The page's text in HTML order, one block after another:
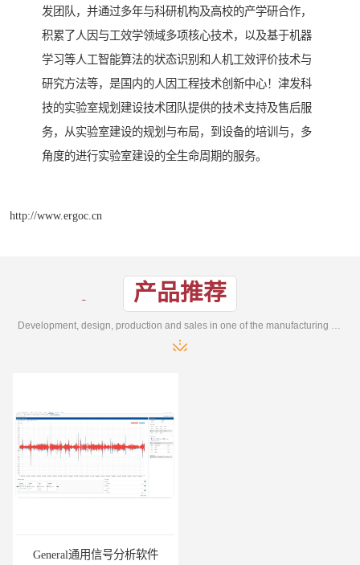
发团队，并通过多年与科研机构及高校的产学研合作，
积累了人因与工效学领域多项核心技术，以及基于机器
学习等人工智能算法的状态识别和人机工效评价技术与
研究方法等，是国内的人因工程技术创新中心！津发科
技的实验室规划建设技术团队提供的技术支持及售后服
务，从实验室建设的规划与布局，到设备的培训与，多
角度的进行实验室建设的全生命周期的服务。
http://www.ergoc.cn
产品推荐
Development, design, production and sales in one of the manufacturing enterprises
General通用信号分析软件